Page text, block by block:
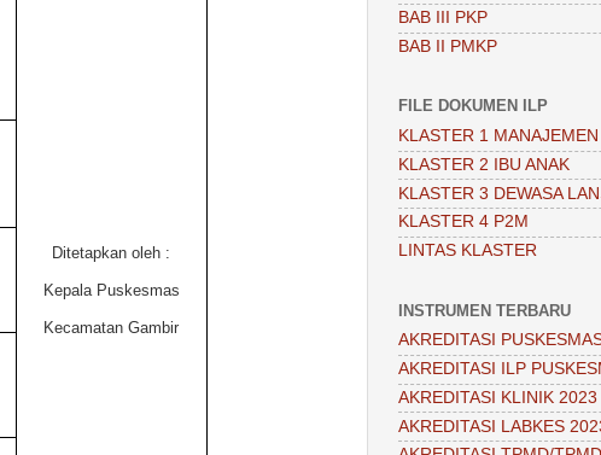
Ditetapkan oleh :
Kepala Puskesmas
Kecamatan Gambir
BAB III PKP
BAB II PMKP
FILE DOKUMEN ILP
KLASTER 1 MANAJEMEN
KLASTER 2 IBU ANAK
KLASTER 3 DEWASA
KLASTER 4 P2M
LINTAS KLASTER
INSTRUMEN TERBARU
AKREDITASI
AKREDITASI ILP
AKREDITASI KLINIK 2023
AKREDITASI LABKES